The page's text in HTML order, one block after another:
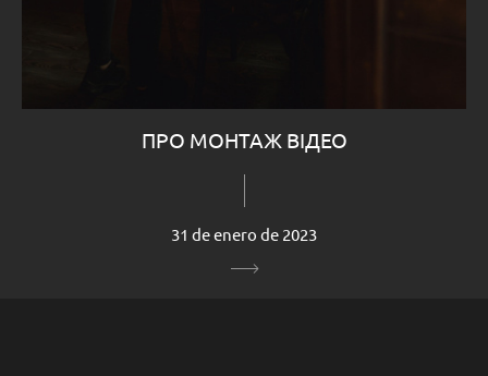
ПРО МОНТАЖ ВІДЕО
31 de enero de 2023